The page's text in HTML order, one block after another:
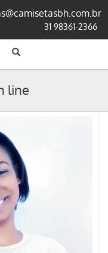
31 98361-2366
line